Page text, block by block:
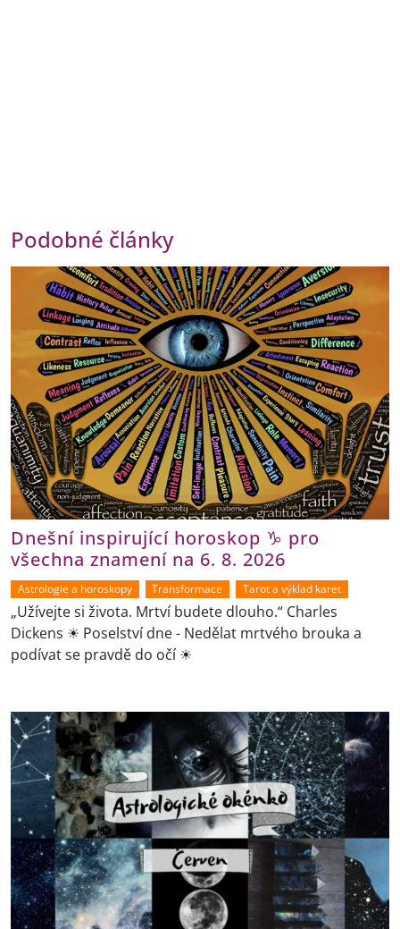
Podobné články
Dnešní inspirující horoskop ♑ pro
všechna znamení na 6. 8. 2026
Astrologie a horoskopy Transformace Tarot a výklad karet
„Užívejte si života. Mrtví budete dlouho.“ Charles
Dickens ☀ Poselství dne - Nedělat mrtvého brouka a
podívat se pravdě do očí ☀